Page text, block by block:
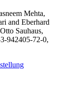
Mehta,
and Eberhard
Sauhaus,
3-942405-72-0,